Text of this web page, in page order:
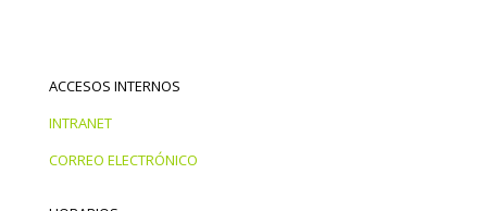
ACCESOS INTERNOS
INTRANET
CORREO ELECTRÓNICO